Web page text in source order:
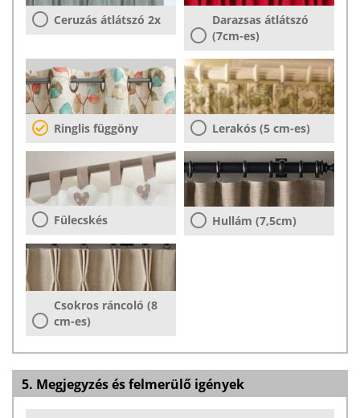
Ceruzás átlátszó 2x
Darazsas átlátszó
(7cm-es)
Ringlis függöny Lerakós (5 cm-es)
Fülecskés Hullám (7,5cm)
Csokros ráncoló (8
cm-es)
5. Megjegyzés és felmerülő igények